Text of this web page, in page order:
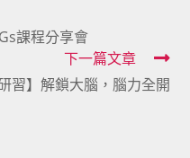
課程分享會
下一篇文章
研習】解鎖大腦，腦力全開